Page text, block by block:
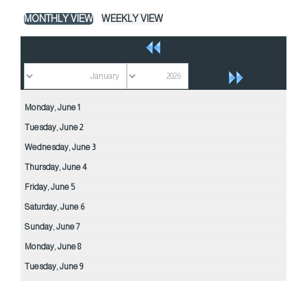
MONTHLY VIEW WEEKLY VIEW
Monday,June1
Tuesday,June2
Wednesday,June3
Thursday,June4
Friday,June 5
Saturday,June 6
Sunday,June7
Monday,June8
Tuesday,June9